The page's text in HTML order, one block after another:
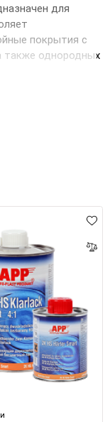
для
покрытия с
также однородных